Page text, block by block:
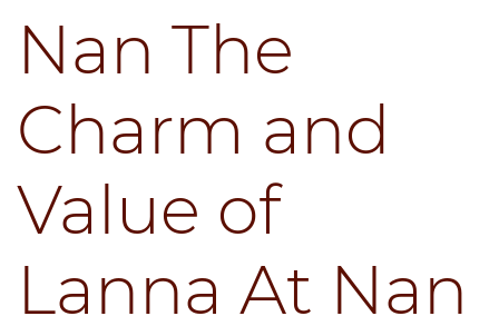
Nan The
Charm and
Value of
Lanna At Nan